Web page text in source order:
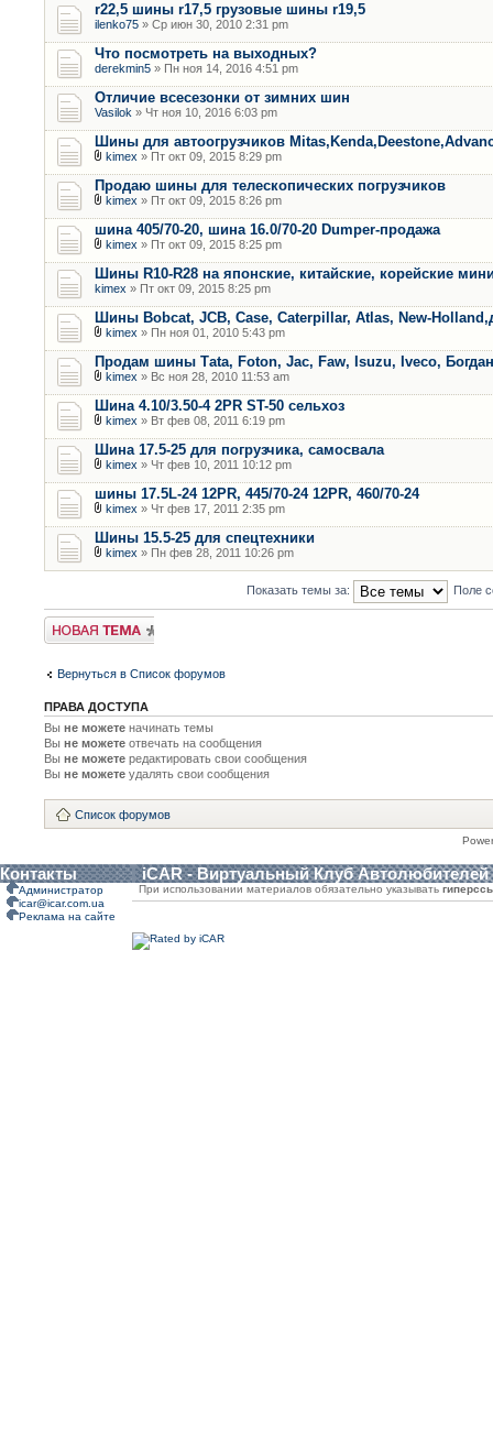
r22,5 шины r17,5 грузовые шины r19,5
ilenko75 » Ср июн 30, 2010 2:31 pm
Что посмотреть на выходных?
derekmin5 » Пн ноя 14, 2016 4:51 pm
Отличие всесезонки от зимних шин
Vasilok » Чт ноя 10, 2016 6:03 pm
Шины для автоогрузчиков
kimex » Пт окт 09, 2015 8:29 pm
Продаю шины для телескопических погрузчиков
kimex » Пт окт 09, 2015 8:26 pm
шина 405/70-20, шина 16.0/70-20 Dumper-продажа
kimex » Пт окт 09, 2015 8:25 pm
Шины R10-R28 на японские, китайские, корейские
kimex » Пт окт 09, 2015 8:25 pm
Шины Bobcat, JCB, Case, Caterpillar, Atlas, New-
kimex » Пн ноя 01, 2010 5:43 pm
Продам шины Тata, Foton, Jac, Faw, Isuzu, Iveco, Богдан
kimex » Вс ноя 28, 2010 11:53 am
Шина 4.10/3.50-4 2PR ST-50 сельхоз
kimex » Вт фев 08, 2011 6:19 pm
Шина 17.5-25 для погрузчика, самосвала
kimex » Чт фев 10, 2011 10:12 pm
шины 17.5L-24 12PR, 445/70-24 12PR, 460/70-24
kimex » Чт фев 17, 2011 2:35 pm
Шины 15.5-25 для спецтехники
kimex » Пн фев 28, 2011 10:26 pm
Показать темы за: Поле
Новая тема
Вернуться в Список форумов
ПРАВА ДОСТУПА
Вы не можете начинать темы
Вы не можете отвечать на сообщения
Вы не можете редактировать свои сообщения
Вы не можете удалять свои сообщения
Список форумов
Контакты iCAR - Виртуальный Клуб Автолюбителей
Администратор
icar@icar.com.ua
Реклама на сайте
При использовании материалов обязательно указывать